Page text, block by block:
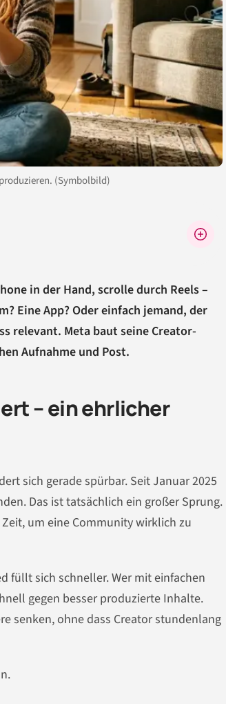
(Symbolbild)
in der Hand, scrolle durch Reels –
Eine App? Oder einfach jemand, der
relevant. Meta baut seine Creator-
Aufnahme und Post.
– ein ehrlicher
sich gerade spürbar. Seit Januar 2025
Das ist tatsächlich ein großer Sprung.
um eine Community wirklich zu
füllt sich schneller. Wer mit einfachen
gegen besser produzierte Inhalte.
senken, ohne dass Creator stundenlang